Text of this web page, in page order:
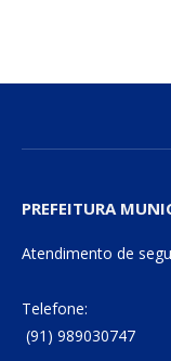
PREFEITURA
Atendimento de
Telefone:
(91) 989030747